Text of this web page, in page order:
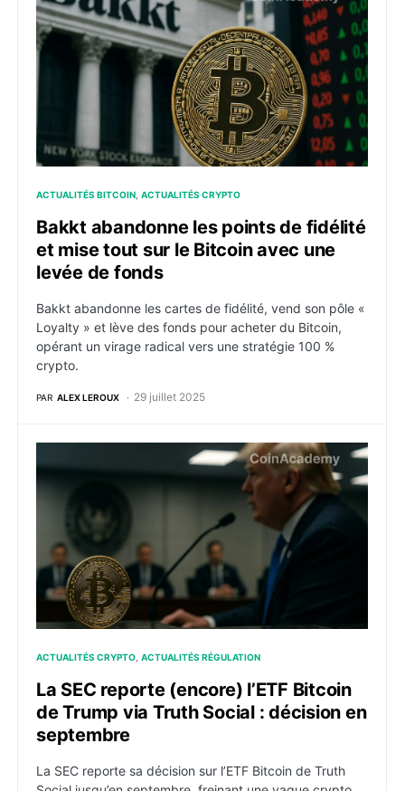
ACTUALITÉS BITCOIN ACTUALITÉS CRYPTO
Bakkt abandonne les points de fidélité
et mise tout sur le Bitcoin avec une
levée de fonds
Bakkt abandonne les cartes de fidélité, vend son pôle «
Loyalty » et lève des fonds pour acheter du Bitcoin,
opérant un virage radical vers une stratégie 100 %
crypto.
PAR ALEX LEROUX 29 juillet 2025
La SEC reporte (encore) l’ETF Bitcoin de Trump via
ACTUALITÉS CRYPTO ACTUALITÉS RÉGULATION
La SEC reporte (encore) l’ETF Bitcoin
de Trump via Truth Social : décision en
septembre
La SEC reporte sa décision sur l’ETF Bitcoin de Truth